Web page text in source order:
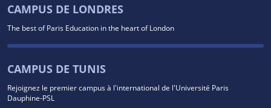
CAMPUS DE LONDRES
The best of Paris Education in the heart of London
CAMPUS DE TUNIS
Rejoignez le premier campus à l'international de l'Université Paris
Dauphine-PSL